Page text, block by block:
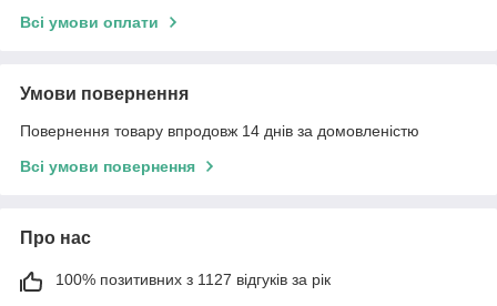
Всі умови оплати
Умови повернення
Повернення товару впродовж 14 днів за домовленістю
Всі умови повернення
Про нас
100% позитивних з 1127 відгуків за рік